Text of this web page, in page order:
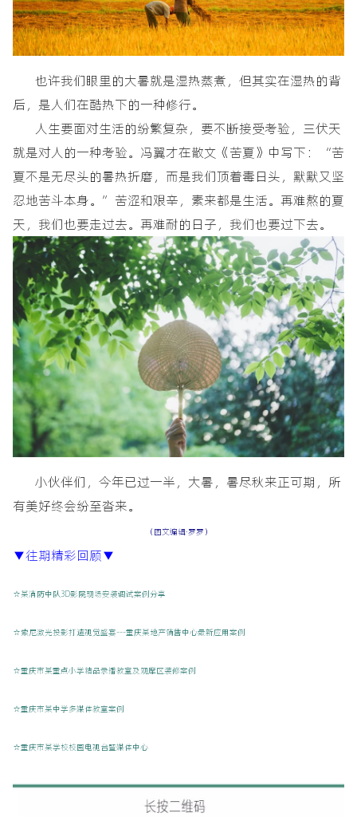
也许我们眼里的大暑就是湿热蒸煮，但其实在湿热的背
后，是人们在酷热下的一种修行。
人生要面对生活的纷繁复杂，要不断接受考验，三伏天
就是对人的一种考验。冯翼才在散文《苦夏》中写下：“苦
夏不是无尽头的暑热折磨，而是我们顶着毒日头，默默又坚
忍地苦斗本身。”苦涩和艰辛，素来都是生活。再难熬的夏
天，我们也要走过去。再难耐的日子，我们也要过下去。
小伙伴们，今年已过一半，大暑，暑尽秋来正可期，所
有美好终会纷至沓来。
（图文编辑·罗罗）
▼往期精彩回顾▼
☆某消防中队3D影院现场安装调试案例分享
☆索尼激光投影打造视觉盛宴---重庆某地产销售中心最新应用案例
☆重庆市某重点小学精品录播教室及观摩区装修案例
☆重庆市某中学多媒体教室案例
☆重庆市某学校校园电视台暨媒体中心